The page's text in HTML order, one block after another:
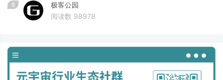
8
极客公园
阅读数 98978